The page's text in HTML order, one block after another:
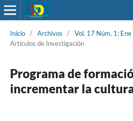
Inicio / Archivos / Vol. 17 Núm. 1:
Artículos de Investigación
Programa de
incrementar la